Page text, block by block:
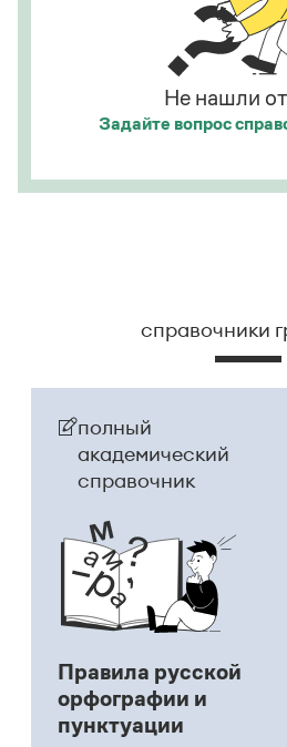
а исполнитель — из
«Инновация сезона» и
Не нашли
Задайте вопрос
справочники
полный
академический
справочник
Правила русской
орфографии и
пунктуации